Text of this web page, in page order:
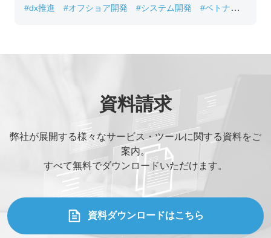
#dx推進 #オフショア開発 #システム開発
#ベトナムIT
資料請求
弊社が展開する様々なサービス・ツールに関する資料をご
案内。
すべて無料でダウンロードいただけます。
資料ダウンロードはこちら